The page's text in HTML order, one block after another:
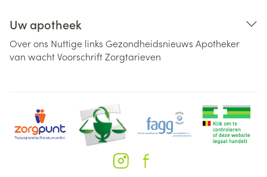
Uw apotheek
Over ons Nuttige links Gezondheidsnieuws Apotheker
van wachtVoorschriftZorgtarieven